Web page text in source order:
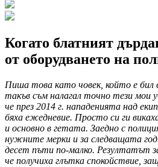
Когато блатният
от оборудването на
Пиша това като човек, който е бил
такъв съм налагал точно тези мои
че през 2014 г. нападенията над
бяха ежедневие. Просто си ги
и основно в гетата. Заедно с
нужните мерки и за следващата
десет пъти по-малко. Резултатът
че получиха глътка спокойствие,